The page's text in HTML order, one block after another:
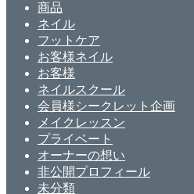
商品
ネイル
フットケア
お客様ネイル
お客様
ネイルスクール
会員様シークレット企画
メイクレッスン
プライベート
オーナーの想い
非公開プロフィール
未分類